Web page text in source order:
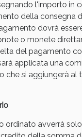
l'importo in
della consegna
dovrà
o monete
del pagamento
applicata una
che si aggiungerà
ordinato avverrà